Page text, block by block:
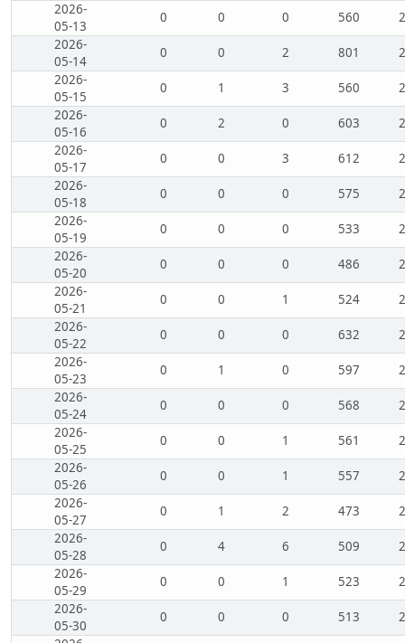
2026-
05-13
0 0 0 560
2026-
05-14
0 0 2 801
2026-
05-15
0 1 3 560
2026-
05-16
0 2 0 603
2026-
05-17
0 0 3 612
2026-
05-18
0 0 0 575
2026-
05-19
0 0 0 533
2026-
05-20
0 0 0 486
2026-
05-21
0 0 1 524
2026-
05-22
0 0 0 632
2026-
05-23
0 1 0 597
2026-
05-24
0 0 0 568
2026-
05-25
0 0 1 561
2026-
05-26
0 0 1 557
2026-
05-27
0 1 2 473
2026-
05-28
0 4 6 509
2026-
05-29
0 0 1 523
2026-
05-30
0 0 0 513